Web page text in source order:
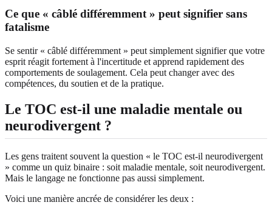
Ce que « câblé différemment » peut signifier sans
fatalisme
Se sentir « câblé différemment » peut simplement signifier que votre
esprit réagit fortement à l'incertitude et apprend rapidement des
comportements de soulagement. Cela peut changer avec des
compétences, du soutien et de la pratique.
Le TOC est-il une maladie mentale ou
neurodivergent ?
Les gens traitent souvent la question « le TOC est-il neurodivergent
» comme un quiz binaire : soit maladie mentale, soit neurodivergent.
Mais le langage ne fonctionne pas aussi simplement.
Voici une manière ancrée de considérer les deux :